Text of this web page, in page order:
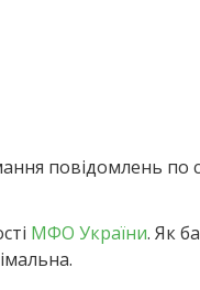
повідомлень по
МФО України. Як